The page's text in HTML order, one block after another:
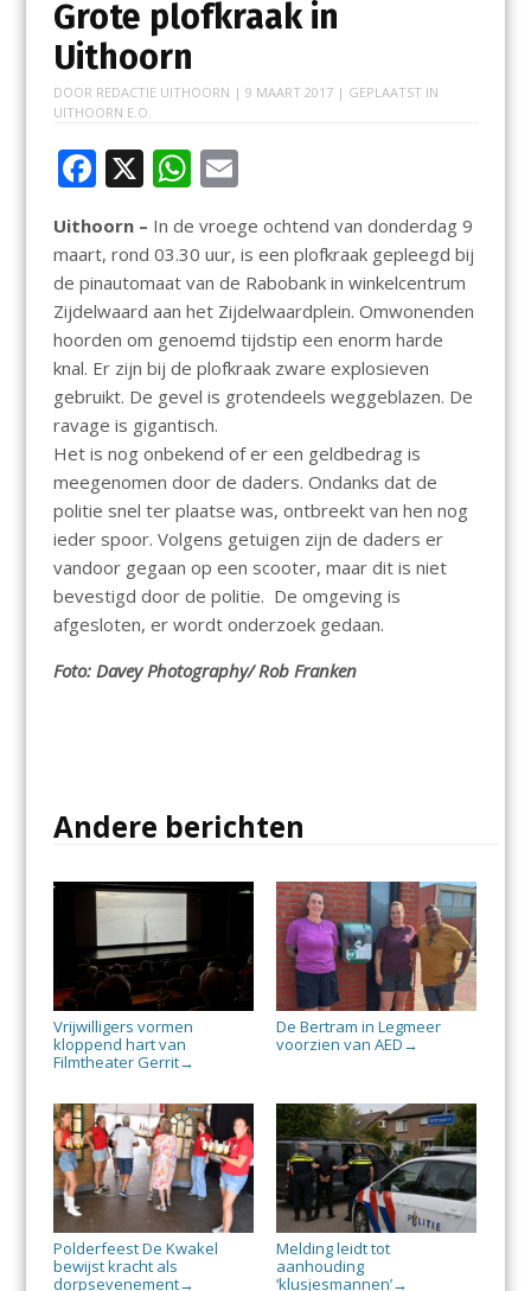
Grote plofkraak in
Uithoorn
DOOR REDACTIE UITHOORN | 9 MAART 2017| GEPLAATST IN
UITHOORN E.O.
F
e
b
o
o
k
X W
at
s
A
p
p
E
ai
l
Uithoorn – In de vroege ochtend van donderdag 9
maart, rond 03.30 uur, is een plofkraak gepleegd bij
de pinautomaat van de Rabobank in winkelcentrum
Zijdelwaard aan het Zijdelwaardplein. Omwonenden
hoorden om genoemd tijdstip een enorm harde
knal. Er zijn bij de plofkraak zware explosieven
gebruikt. De gevel is grotendeels weggeblazen. De
ravage is gigantisch.
Het is nog onbekend of er een geldbedrag is
meegenomen door de daders. Ondanks dat de
politie snel ter plaatse was, ontbreekt van hen nog
ieder spoor. Volgens getuigen zijn de daders er
vandoor gegaan op een scooter, maar dit is niet
bevestigd door de politie. De omgeving is
afgesloten, er wordt onderzoek gedaan.
Foto: Davey Photography/ Rob Franken
Andere berichten
Vrijwilligers vormen
kloppend hart van
Filmtheater Gerrit→
De Bertram in Legmeer
voorzien van AED →
Polderfeest De Kwakel
bewijst kracht als
dorpsevenement→
Melding leidt tot
aanhouding
‘klusjesmannen’→